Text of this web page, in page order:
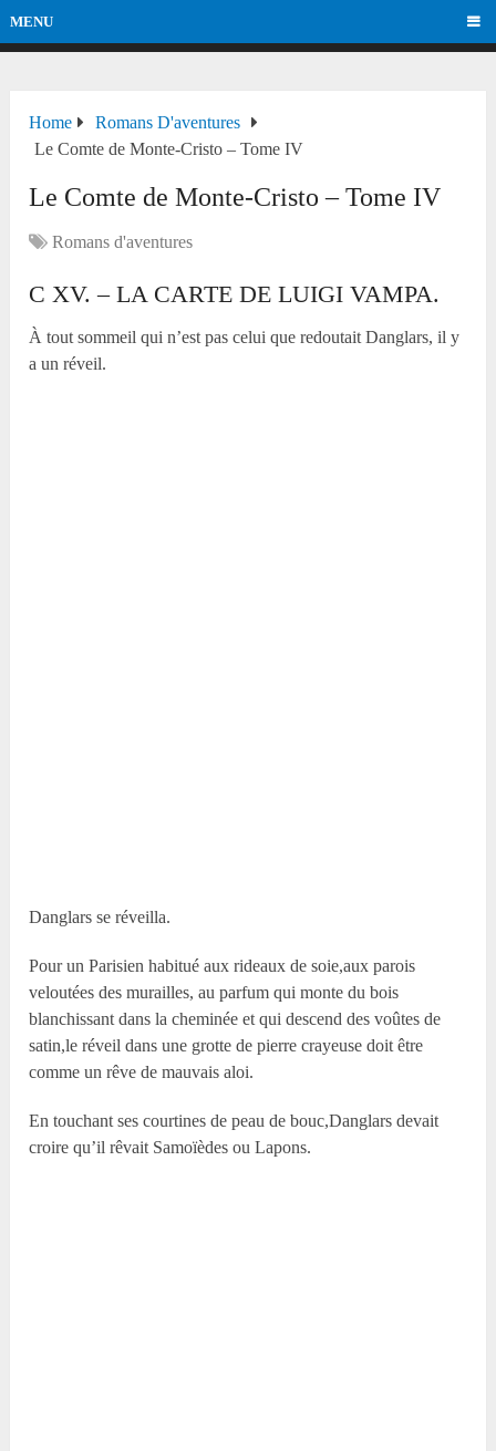
MENU
Home
Romans D'aventures
Le Comte de Monte-Cristo – Tome IV
Le Comte de Monte-Cristo – Tome IV
Romans d'aventures
C XV. – LA CARTE DE LUIGI VAMPA.
À tout sommeil qui n’est pas celui que redoutait Danglars, il y
a un réveil.
Danglars se réveilla.
Pour un Parisien habitué aux rideaux de soie,aux parois
veloutées des murailles, au parfum qui monte du bois
blanchissant dans la cheminée et qui descend des voûtes de
satin,le réveil dans une grotte de pierre crayeuse doit être
comme un rêve de mauvais aloi.
En touchant ses courtines de peau de bouc,Danglars devait
croire qu’il rêvait Samoïèdes ou Lapons.